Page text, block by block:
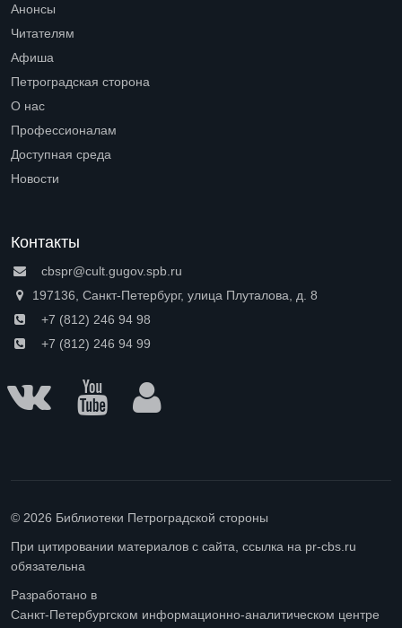
Анонсы
Читателям
Афиша
Петроградская сторона
О нас
Профессионалам
Доступная среда
Новости
Контакты
cbspr@cult.gugov.spb.ru
197136, Санкт-Петербург, улица Плуталова, д. 8
+7 (812) 246 94 98
+7 (812) 246 94 99
© 2026 Библиотеки Петроградской стороны
При цитировании материалов с сайта, ссылка на pr-cbs.ru
обязательна
Разработано в
Санкт-Петербургском информационно-аналитическом центре